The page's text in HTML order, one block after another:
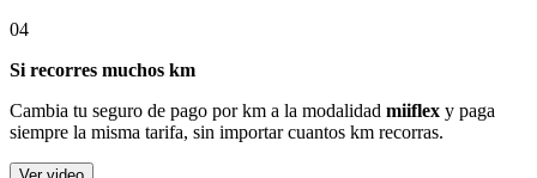
04
Si recorres muchos km
Cambia tu seguro de pago por km a la modalidad miiflex y paga
siempre la misma tarifa, sin importar cuantos km recorras.